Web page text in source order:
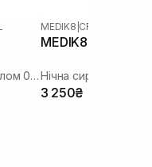
Сироватка для обличчя з ретинолом 0,5% та бакучіолом 2%
MEDIK8 CRYSTAL
MEDIK8 Crystal
3 250₴